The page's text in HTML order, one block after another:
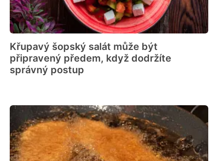
Křupavý šopský salát může být
připravený předem, když dodržíte
správný postup